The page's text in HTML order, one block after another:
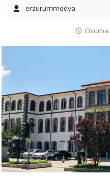
erzurummedya
Okuma